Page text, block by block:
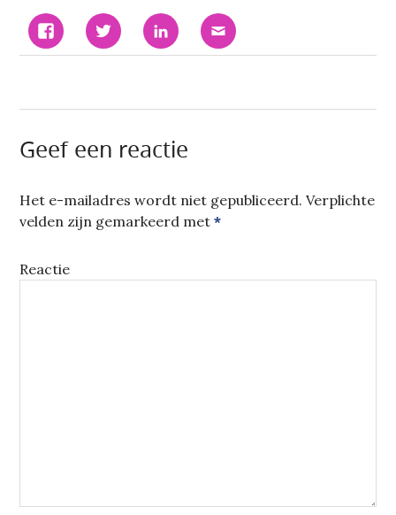
KLIK
OM
TE
DELEN
OP
NIEUW
KLIK
OM
TE
DELEN
MET
NIEUW
KLIK
OM
OP
LINKEDIN
TE
NIEUW
KLIK
OM
DIT
TE
E-
(WORDT
Geef een reactie
Het e-mailadres wordt niet gepubliceerd. Verplichte
velden zijn gemarkeerd met*
Reactie